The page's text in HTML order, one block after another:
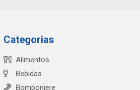
Categorias
Alimentos
Bebidas
Bomboniere